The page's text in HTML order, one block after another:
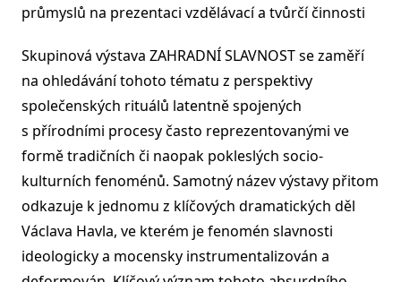
průmyslů na prezentaci vzdělávací a tvůrčí činnosti
Skupinová výstava ZAHRADNÍ SLAVNOST se zaměří
na ohledávání tohoto tématu z perspektivy
společenských rituálů latentně spojených
s přírodními procesy často reprezentovanými ve
formě tradičních či naopak pokleslých socio-
kulturních fenoménů. Samotný název výstavy přitom
odkazuje k jednomu z klíčových dramatických děl
Václava Havla, ve kterém je fenomén slavnosti
ideologicky a mocensky instrumentalizován a